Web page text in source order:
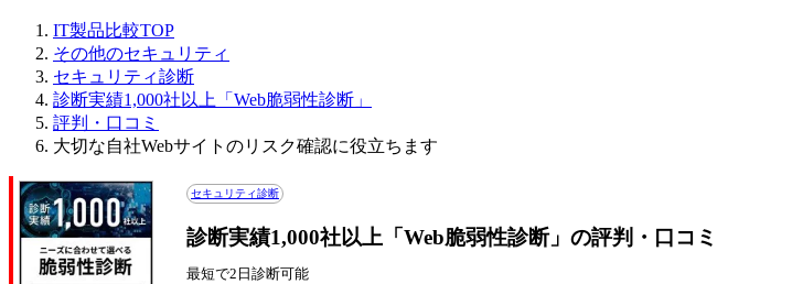
IT製品比較TOP
その他のセキュリティ
セキュリティ診断
診断実績1,000社以上「Web脆弱性診断」
評判・口コミ
大切な自社Webサイトのリスク確認に役立ちます
セキュリティ診断
診断実績1,000社以上「Web脆弱性診断」の評判・口コミ
最短で2日診断可能